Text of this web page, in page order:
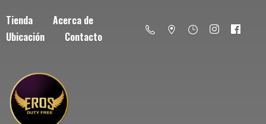
Tienda
Acerca de
Ubicación
Contacto